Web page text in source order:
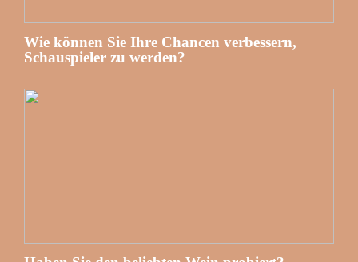
Wie können Sie Ihre Chancen verbessern,
Schauspieler zu werden?